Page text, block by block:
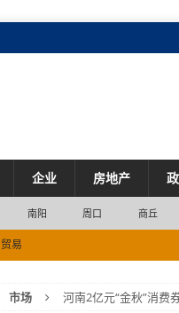
企业 房地产
南阳 周口 商丘
贸易
市场
市场 河南2亿元“金秋”消费